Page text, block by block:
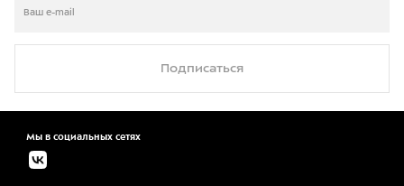
Подписаться
Мы в социальных сетях